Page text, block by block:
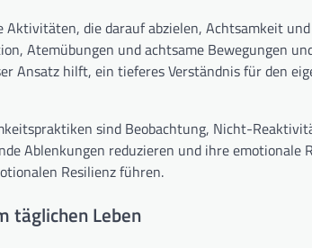
die darauf abzielen, Achtsamkeit
Atemübungen und achtsame Bewegungen
Ansatz hilft, ein tieferes Verständnis für den
sind Beobachtung, Nicht-
Ablenkungen reduzieren und ihre emotionale
Resilienz führen.
täglichen Leben